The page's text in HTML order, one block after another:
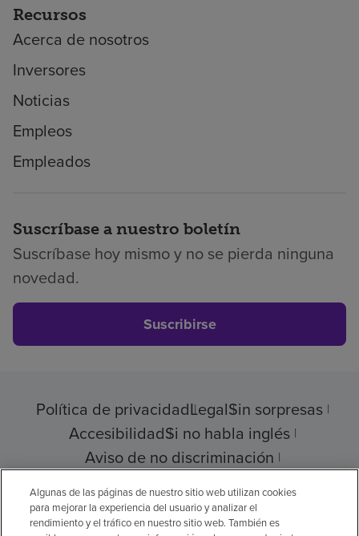
Recursos
Acerca de nosotros
Inversores
Noticias
Empleos
Empleados
Suscríbase a nuestro boletín
Suscríbase hoy mismo y no se pierda ninguna
novedad.
Suscribirse
Política de privacidadLegalSin sorpresas
AccesibilidadSi no habla inglés
Aviso de no discriminación
Cumplimiento de los proveedores
Algunas de las páginas de nuestro sitio web utilizan cookies
para mejorar la experiencia del usuario y analizar el
rendimiento y el tráfico en nuestro sitio web. También es